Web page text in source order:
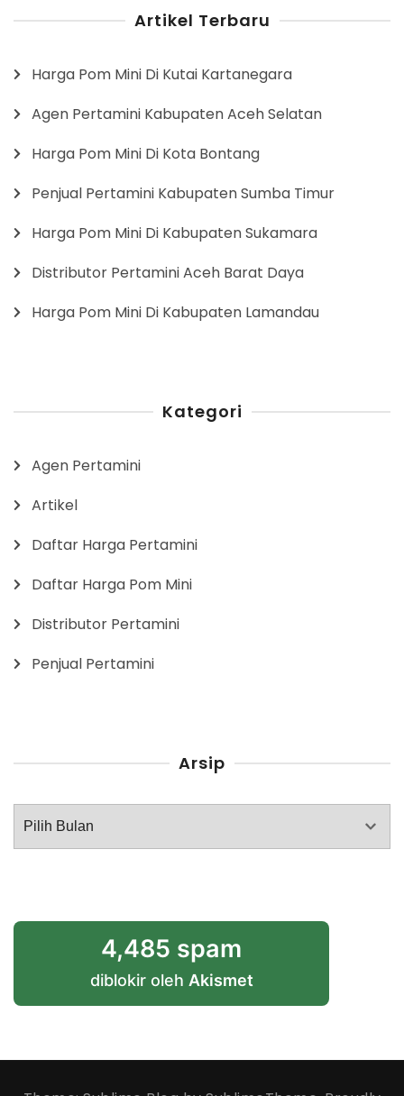
Artikel Terbaru
Harga Pom Mini Di Kutai Kartanegara
Agen Pertamini Kabupaten Aceh Selatan
Harga Pom Mini Di Kota Bontang
Penjual Pertamini Kabupaten Sumba Timur
Harga Pom Mini Di Kabupaten Sukamara
Distributor Pertamini Aceh Barat Daya
Harga Pom Mini Di Kabupaten Lamandau
Kategori
Agen Pertamini
Artikel
Daftar Harga Pertamini
Daftar Harga Pom Mini
Distributor Pertamini
Penjual Pertamini
Arsip
Arsip
4,485 spam
diblokir oleh Akismet